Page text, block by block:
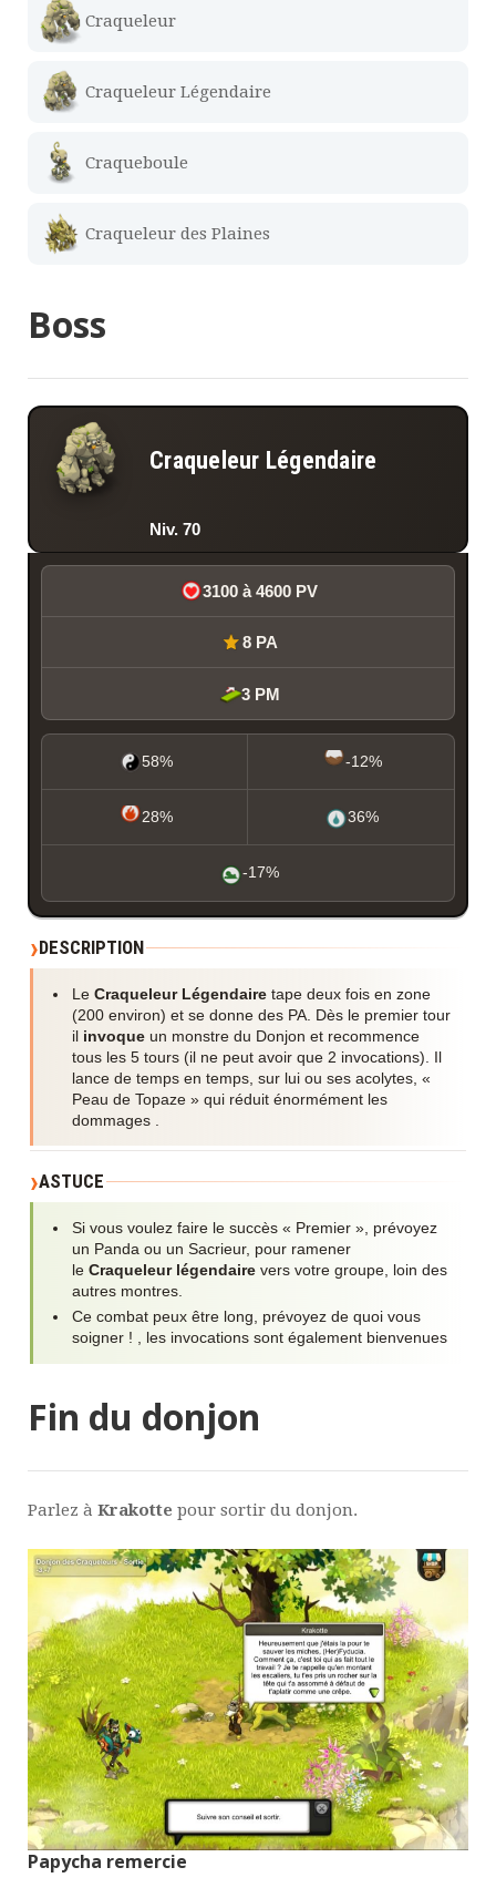
Craqueleur
Craqueleur Légendaire
Craqueboule
Craqueleur des Plaines
Boss
Craqueleur Légendaire
Niv. 70
3100 à 4600 PV
8 PA
3 PM
58% -12%
28% 36%
-17%
DESCRIPTION
Le Craqueleur Légendaire tape deux fois en zone
(200 environ) et se donne des PA. Dès le premier tour
il invoque un monstre du Donjon et recommence
tous les 5 tours (il ne peut avoir que 2 invocations). Il
lance de temps en temps, sur lui ou ses acolytes, «
Peau de Topaze » qui réduit énormément les
dommages .
ASTUCE
Si vous voulez faire le succès « Premier », prévoyez
un Panda ou un Sacrieur, pour ramener
le Craqueleur légendaire vers votre groupe, loin des
autres montres.
Ce combat peux être long, prévoyez de quoi vous
soigner ! , les invocations sont également bienvenues
Fin du donjon
Parlez à Krakotte pour sortir du donjon.
Papycha remercie